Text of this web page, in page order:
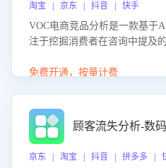
淘宝 | 京东 | 抖音 | 快手
VOC电商竞品分析是一款基于
注于挖掘消费者在咨询中提及
商品信息，进行多维度交叉对
企业优化营销话术、突出产品
化率，避免陷入单纯价格竞争
免费开通，按量计费
顾客流失分析-数
京东 | 淘宝 | 抖音 | 拼多多 |